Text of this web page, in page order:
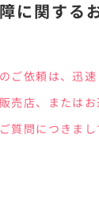
に関する
ご依頼は、迅速
売店、または
質問につきま